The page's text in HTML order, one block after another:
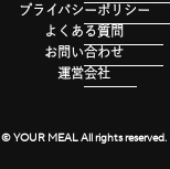
プライバシーポリシー
よくある質問
お問い合わせ
運営会社
© YOUR MEAL All rights reserved.